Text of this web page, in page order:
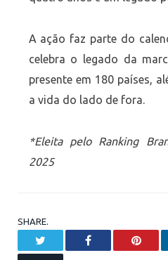
A ação faz parte do
celebra o legado da
presente em 180 países,
a vida do lado de fora.
*Eleita pelo Ranking
2025
SHARE.
Facebook